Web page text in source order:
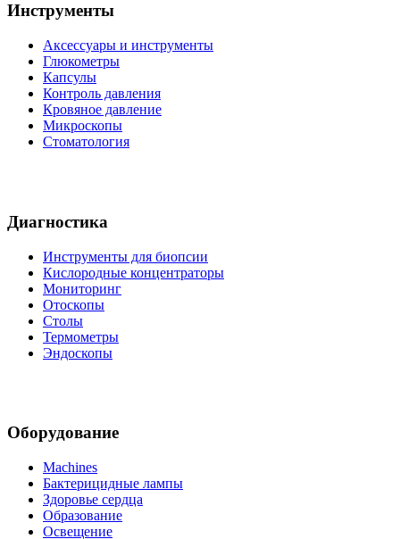
Инструменты
Аксессуары и инструменты
Глюкометры
Капсулы
Контроль давления
Кровяное давление
Микроскопы
Стоматология
Диагностика
Инструменты для биопсии
Кислородные концентраторы
Мониторинг
Отоскопы
Столы
Термометры
Эндоскопы
Оборудование
Machines
Бактерицидные лампы
Здоровье сердца
Образование
Освещение